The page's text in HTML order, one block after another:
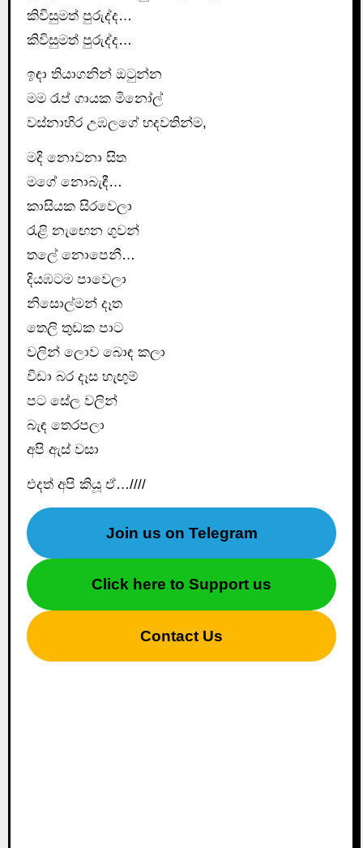
කිවිසුමත් පුරුද්ද…
කිවිසුමත් පුරුද්ද…
ඉඳා තියාගනින් ඔටුන්න
මම රැප් ගායක මිනෝල්
වස්නාහිර උඹලගේ හදවතින්ම,
මදි නොවනා සිත
මගේ නොබැඳී…
කාසියක සිරවෙලා
රැළි නැඟෙන ගුවන්
තලේ නොපෙනී…
දියඹටම පාවෙලා
නිසොල්මන් දෑත
තෙලි තුඩක පාට
වලින් ලොව බොඳ කලා
විඩා බර දෑස හැඟුම්
පට සේල වලින්
බැඳ තෙරපලා
අපි ඇස් වසා
එදත් අපි කියූ ඒ…////
Join us on Telegram
Click here to Support us
Contact Us